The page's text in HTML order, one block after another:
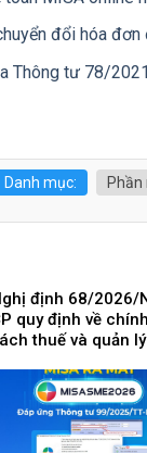
đổi hóa
Thông tư 78/
Danh mục: Phần
định 68/2026/
quy định về chính
thuế và quản
nhân kinh doanh